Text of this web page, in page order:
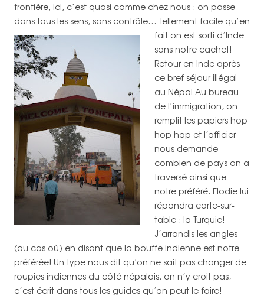
frontière, ici, c’est quasi comme chez nous : on passe
dans tous les sens, sans contrôle… Tellement facile qu’en
fait on est sorti d’Inde
sans notre cachet!
Retour en Inde après
ce bref séjour illégal
au Népal Au bureau
de l’immigration, on
remplit les papiers hop
hop hop et l’officier
nous demande
combien de pays on a
traversé ainsi que
notre préféré. Elodie lui
répondra carte-sur-
table : la Turquie!
J’arrondis les angles
(au cas où) en disant que la bouffe indienne est notre
préférée! Un type nous dit qu’on ne sait pas changer de
roupies indiennes du côté népalais, on n’y croit pas,
c’est écrit dans tous les guides qu’on peut le faire!